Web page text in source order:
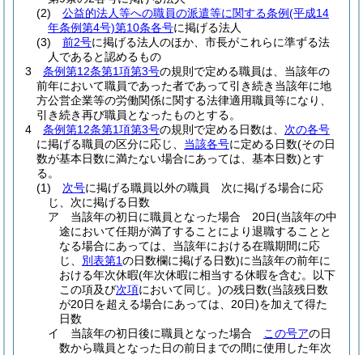
(2)
公益的法人等への職員の派遣等に関する条例(平成14
年条例第4号)第10条各号に掲げる法人
(3)
前2号に掲げる法人のほか、市長がこれらに準ずる法
人であると認めるもの
3
条例第12条第1項第3号の規則で定める職員は、当該年の
前年において職員であった者であって引き続き当該年に地
方公営企業等の労働関係に関する法律適用職員等になり、
引き続き再び職員となったものとする。
4
条例第12条第1項第3号の規則で定める日数は、 次の各号
に掲げる職員の区分に応じ、 当該各号に定める日数(その日
数が基本日数に満たない場合にあっては、基本日数)とす
る。
(1)
次号に掲げる職員以外の職員 次に掲げる場合に応
じ、次に掲げる日数
ア
当該年の初日に職員となった場合 20日(当該年の中
途において任期が満了することにより退職することと
なる場合にあっては、当該年における在職期間に応
じ、 別表第1の日数欄に掲げる日数)に当該年の前年に
おける年次休暇(年次休暇に相当する休暇を含む。以下
この項及び次項において同じ。)の残日数(当該残日数
が20日を超える場合にあっては、20日)を加えて得た
日数
イ
当該年の初日後に職員となった場合 この号アの日
数から職員となった日の前日までの間に使用した年次